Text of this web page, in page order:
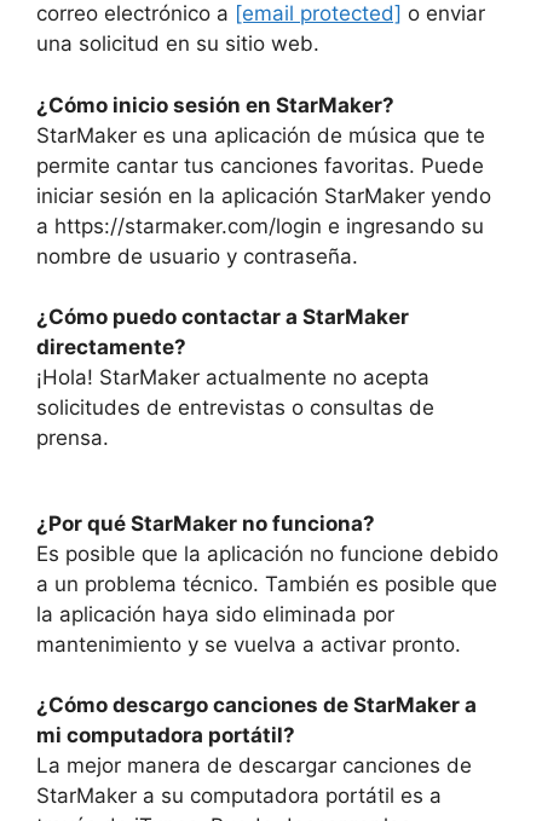
correo electrónico a [email protected] o enviar
una solicitud en su sitio web.
¿Cómo inicio sesión en StarMaker?
StarMaker es una aplicación de música que te
permite cantar tus canciones favoritas. Puede
iniciar sesión en la aplicación StarMaker yendo
a https://starmaker.com/login e ingresando su
nombre de usuario y contraseña.
¿Cómo puedo contactar a StarMaker
directamente?
¡Hola! StarMaker actualmente no acepta
solicitudes de entrevistas o consultas de
prensa.
¿Por qué StarMaker no funciona?
Es posible que la aplicación no funcione debido
a un problema técnico. También es posible que
la aplicación haya sido eliminada por
mantenimiento y se vuelva a activar pronto.
¿Cómo descargo canciones de StarMaker a
mi computadora portátil?
La mejor manera de descargar canciones de
StarMaker a su computadora portátil es a